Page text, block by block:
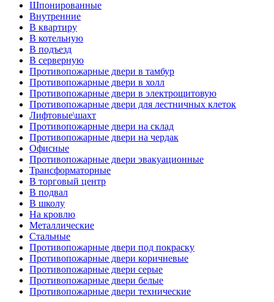
Шпонированные
Внутренние
В квартиру
В котельную
В подъезд
В серверную
Противопожарные двери в тамбур
Противопожарные двери в холл
Противопожарные двери в электрощитовую
Противопожарные двери для лестничных клеток
Лифтовые\шахт
Противопожарные двери на склад
Противопожарные двери на чердак
Офисные
Противопожарные двери эвакуационные
Трансформаторные
В торговый центр
В подвал
В школу
На кровлю
Металлические
Стальные
Противопожарные двери под покраску
Противопожарные двери коричневые
Противопожарные двери серые
Противопожарные двери белые
Противопожарные двери технические